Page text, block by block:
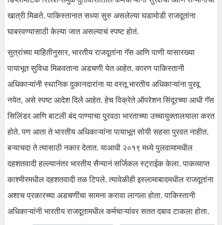
खात्री मिळते. पाकिस्तानात सध्या सुरु असलेल्या घडामोडी राजदूतांना
घाबरवण्यासाठी केल्या जात असल्याचं स्पष्ट होतं.
सुत्रांच्या माहितीनुसार, भारतीय राजदूतांना गॅस आणि पाणी यासारख्या
पायाभूत सुविधा मिळवताना अडचणी येत आहेत. कारण पाकिस्तानी
अधिकाऱ्यांनी स्थानिक दुकानदारांना या वस्तू भारतीय अधिकाऱ्यांना पुरवू
नयेत, असे स्पष्ट आदेश दिले आहेत. हेच विक्रेते ऑपरेशन सिंदूरच्या आधी गॅस
सिलिंडर आणि बाटली बंद पाण्याचा पुरवठा भारताच्या उच्चायुक्तालयाला करत
होते. पण आता ते भारतीय अधिकाऱ्यांना पायाभूत सोयी सहसा पुरवत नाहीत.
बऱ्याचदा ते त्यासाठी नकार देतात. याआधी २०१९ मध्ये पुलवामामधील
दहशतवादी हल्ल्यानंतर भारतीय सैन्यानं सर्जिकल स्ट्राईक केला. पाकव्याप्त
काश्मीरमधील दहशतवादी तळ टिपले. त्यावेळीही इस्लामाबादमधील राजदूतांना
अशाच प्रकारच्या अडचणींचा सामना करावा लागला होता. पाकिस्तानी
अधिकाऱ्यांनी भारतीय राजदूतामधील कर्मचाऱ्यांवर सतत दबाव टाकला होता.